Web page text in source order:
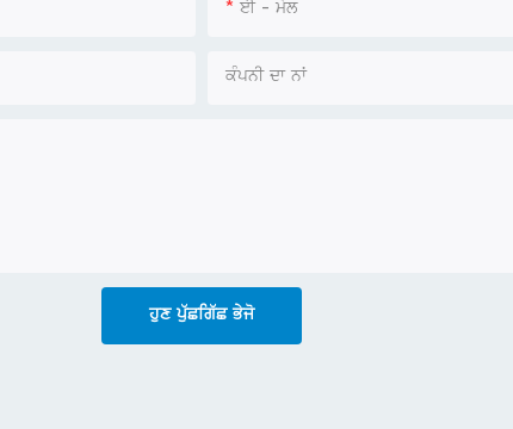
ਈ - ਮੇਲ
ਕੰਪਨੀ ਦਾ ਨਾਂ
ਹੁਣ ਪੁੱਛਗਿੱਛ ਭੇਜੋ